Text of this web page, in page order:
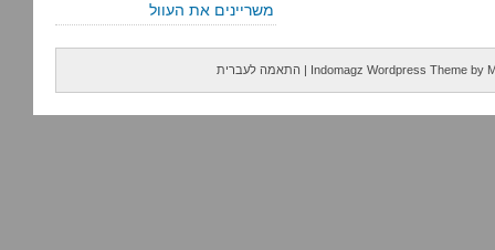
משריינים את העוול
Indomagz Wordpress Theme by
| התאמה לעברית